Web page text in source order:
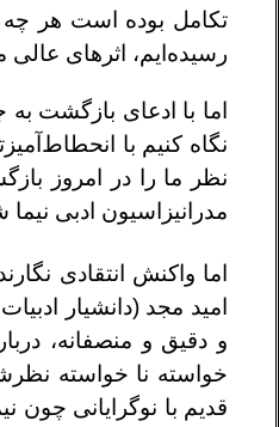
تکامل بوده است هر چه
رسیده‌ایم، اثرهای
اما با ادعای بازگشت
نگاه کنیم با
نظر ما را در امروز
مدرانیزاسیون ادبی
اما واکنش انتقادی
امید مجد (دانشیار
و دقیق و منصفانه،
خواسته نا خواسته
قدیم با نوگرایانی چون